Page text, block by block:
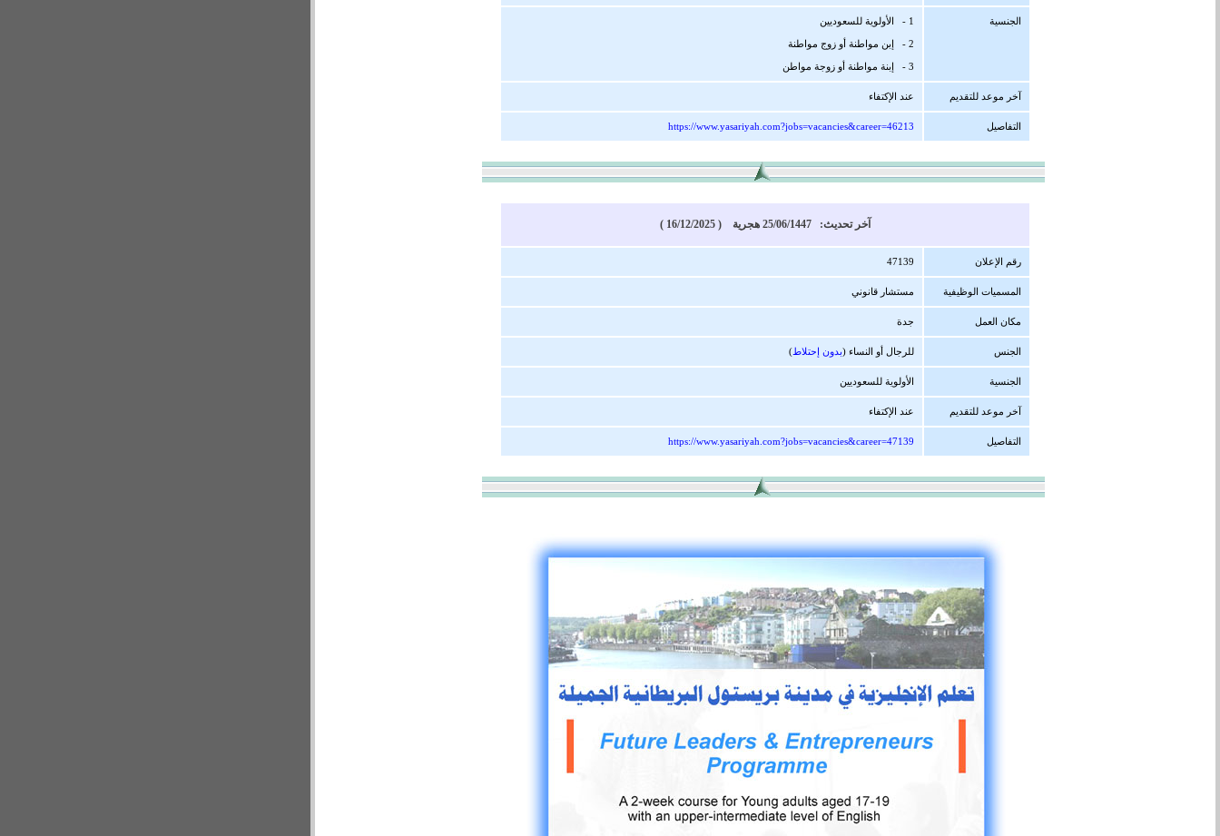
الجنسية 1 - الأولوية للسعوديين
2 - إبن مواطنة أو زوج مواطنة
3 - إبنة مواطنة أو زوجة مواطن
آخر موعد للتقديم عند الإكتفاء
التفاصيل https://www.yasariyah.com?jobs=vacancies&career=46213
آخر تحديث: 25/06/1447 هجرية ( 16/12/2025 )
رقم الإعلان 47139
المسميات الوظيفية مستشار قانوني
مكان العمل جدة
الجنس للرجال أو النساء (بدون إحتلاط)
الجنسية الأولوية للسعوديين
آخر موعد للتقديم عند الإكتفاء
التفاصيل https://www.yasariyah.com?jobs=vacancies&career=47139